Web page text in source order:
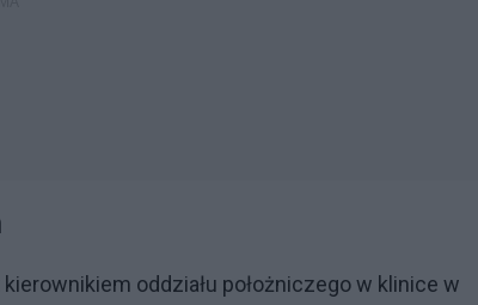
oddziału położniczego w klinice w